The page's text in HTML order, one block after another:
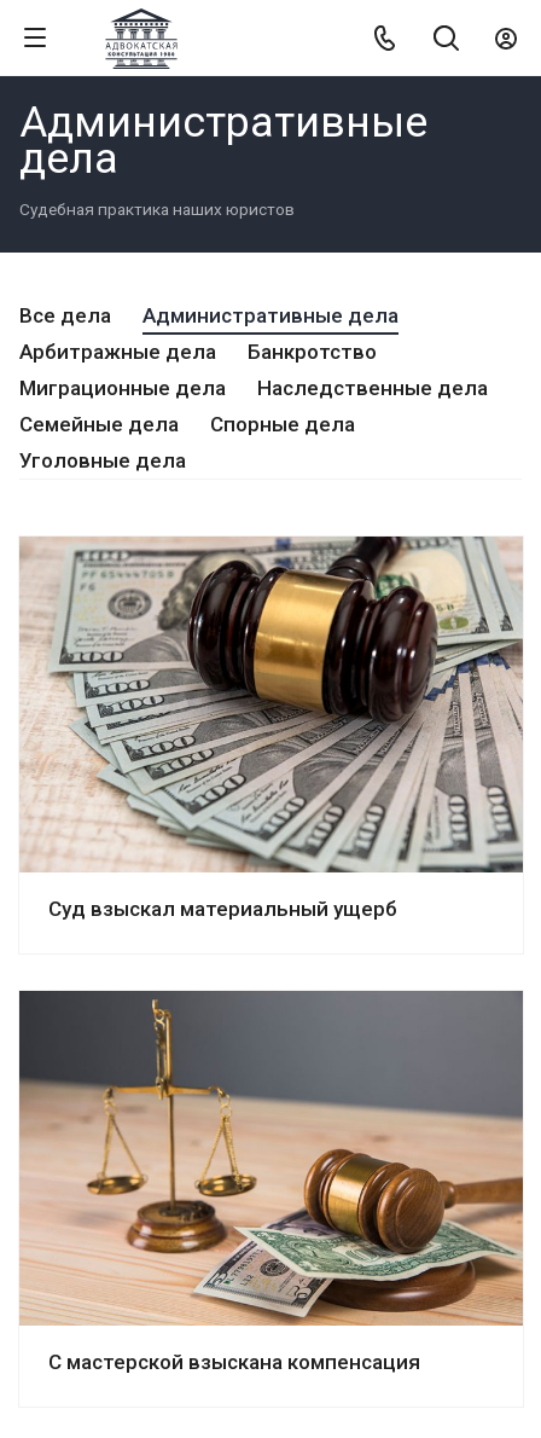
Административные
дела
Судебная практика наших юристов
Все дела
Административные дела
Арбитражные дела
Банкротство
Миграционные дела
Наследственные дела
Семейные дела
Спорные дела
Уголовные дела
Смотреть дело
Суд взыскал материальный ущерб
Смотреть дело
С мастерской взыскана компенсация